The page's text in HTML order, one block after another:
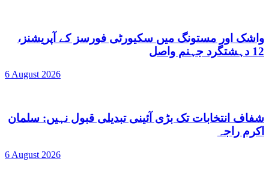
واشک اور مستونگ میں سکیورٹی فورسز کے آپریشنز،
12 دہشتگرد جہنم واصل
6 August 2026
شفاف انتخابات تک بڑی آئینی تبدیلی قبول نہیں: سلمان
اکرم راجہ
6 August 2026